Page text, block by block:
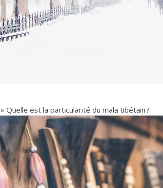
» Quelle est la particularité du mala tibétain ?